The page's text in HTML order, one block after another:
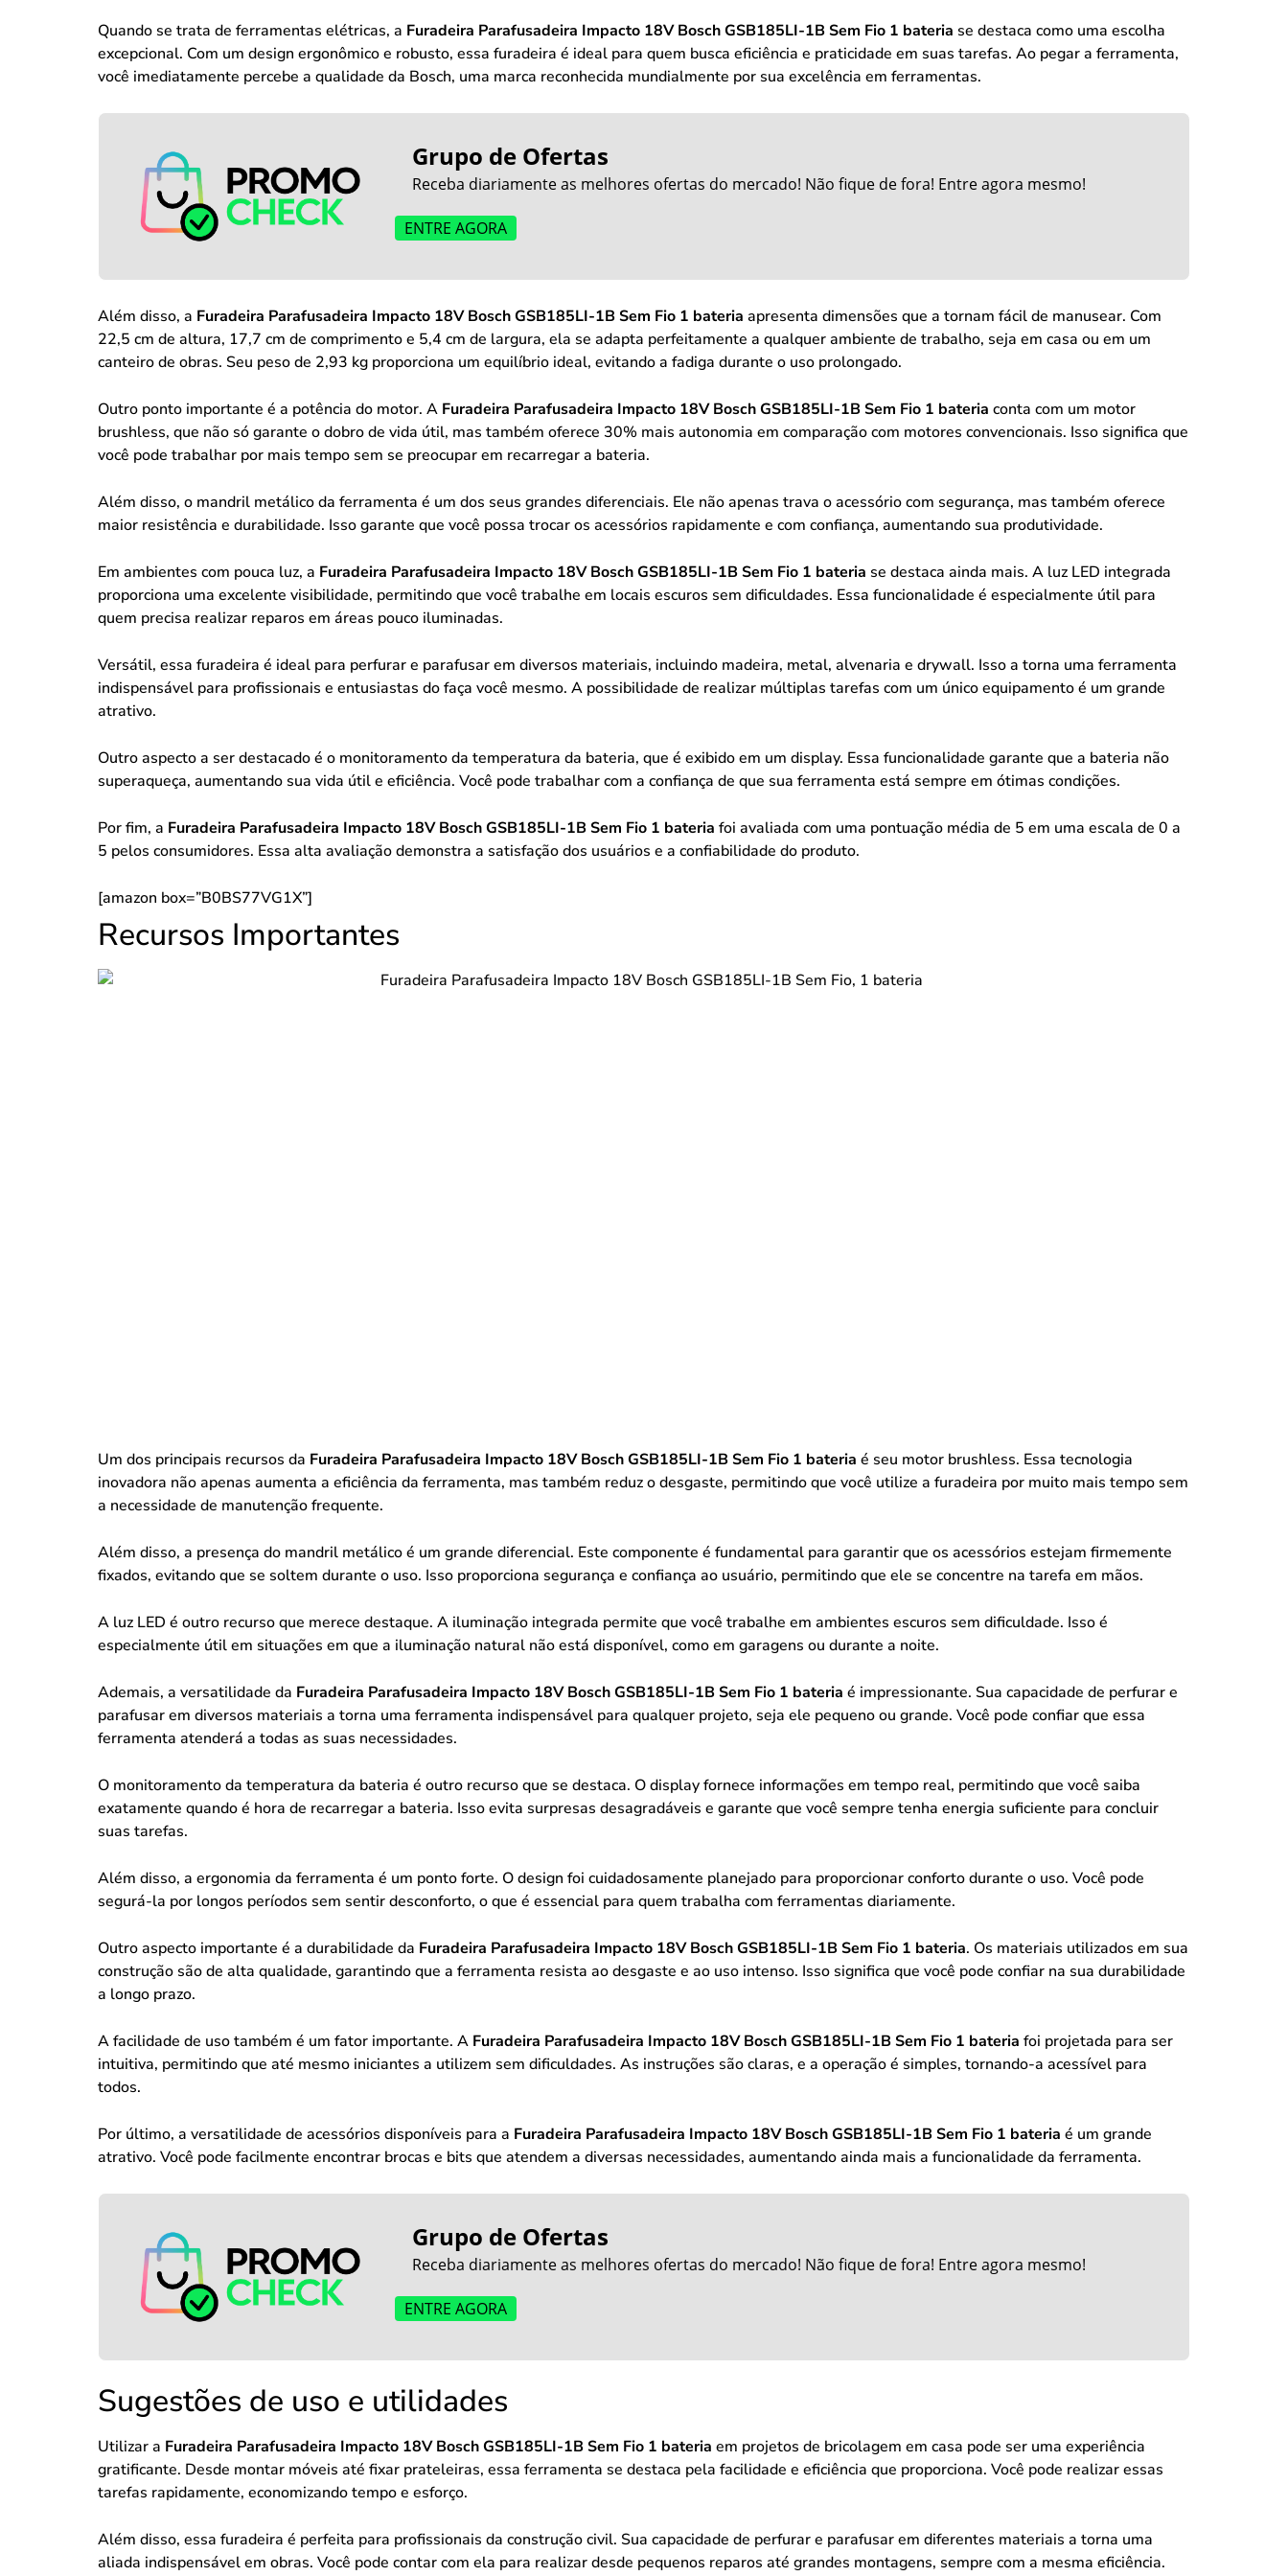
Quando se trata de ferramentas elétricas, a Furadeira Parafusadeira Impacto 18V Bosch GSB185LI-1B Sem Fio 1 bateria se destaca como uma escolha
excepcional. Com um design ergonômico e robusto, essa furadeira é ideal para quem busca eficiência e praticidade em suas tarefas. Ao pegar a ferramenta,
você imediatamente percebe a qualidade da Bosch, uma marca reconhecida mundialmente por sua excelência em ferramentas.
Grupo de Ofertas
Receba diariamente as melhores ofertas do mercado! Não fique de fora! Entre agora mesmo!
ENTRE AGORA
Além disso, a Furadeira Parafusadeira Impacto 18V Bosch GSB185LI-1B Sem Fio 1 bateria apresenta dimensões que a tornam fácil de manusear. Com
22,5 cm de altura, 17,7 cm de comprimento e 5,4 cm de largura, ela se adapta perfeitamente a qualquer ambiente de trabalho, seja em casa ou em um
canteiro de obras. Seu peso de 2,93 kg proporciona um equilíbrio ideal, evitando a fadiga durante o uso prolongado.
Outro ponto importante é a potência do motor. A Furadeira Parafusadeira Impacto 18V Bosch GSB185LI-1B Sem Fio 1 bateria conta com um motor
brushless, que não só garante o dobro de vida útil, mas também oferece 30% mais autonomia em comparação com motores convencionais. Isso significa que
você pode trabalhar por mais tempo sem se preocupar em recarregar a bateria.
Além disso, o mandril metálico da ferramenta é um dos seus grandes diferenciais. Ele não apenas trava o acessório com segurança, mas também oferece
maior resistência e durabilidade. Isso garante que você possa trocar os acessórios rapidamente e com confiança, aumentando sua produtividade.
Em ambientes com pouca luz, a Furadeira Parafusadeira Impacto 18V Bosch GSB185LI-1B Sem Fio 1 bateria se destaca ainda mais. A luz LED integrada
proporciona uma excelente visibilidade, permitindo que você trabalhe em locais escuros sem dificuldades. Essa funcionalidade é especialmente útil para
quem precisa realizar reparos em áreas pouco iluminadas.
Versátil, essa furadeira é ideal para perfurar e parafusar em diversos materiais, incluindo madeira, metal, alvenaria e drywall. Isso a torna uma ferramenta
indispensável para profissionais e entusiastas do faça você mesmo. A possibilidade de realizar múltiplas tarefas com um único equipamento é um grande
atrativo.
Outro aspecto a ser destacado é o monitoramento da temperatura da bateria, que é exibido em um display. Essa funcionalidade garante que a bateria não
superaqueça, aumentando sua vida útil e eficiência. Você pode trabalhar com a confiança de que sua ferramenta está sempre em ótimas condições.
Por fim, a Furadeira Parafusadeira Impacto 18V Bosch GSB185LI-1B Sem Fio 1 bateria foi avaliada com uma pontuação média de 5 em uma escala de 0 a
5 pelos consumidores. Essa alta avaliação demonstra a satisfação dos usuários e a confiabilidade do produto.
[amazon box=”B0BS77VG1X”]
Recursos Importantes
Um dos principais recursos da Furadeira Parafusadeira Impacto 18V Bosch GSB185LI-1B Sem Fio 1 bateria é seu motor brushless. Essa tecnologia
inovadora não apenas aumenta a eficiência da ferramenta, mas também reduz o desgaste, permitindo que você utilize a furadeira por muito mais tempo sem
a necessidade de manutenção frequente.
Além disso, a presença do mandril metálico é um grande diferencial. Este componente é fundamental para garantir que os acessórios estejam firmemente
fixados, evitando que se soltem durante o uso. Isso proporciona segurança e confiança ao usuário, permitindo que ele se concentre na tarefa em mãos.
A luz LED é outro recurso que merece destaque. A iluminação integrada permite que você trabalhe em ambientes escuros sem dificuldade. Isso é
especialmente útil em situações em que a iluminação natural não está disponível, como em garagens ou durante a noite.
Ademais, a versatilidade da Furadeira Parafusadeira Impacto 18V Bosch GSB185LI-1B Sem Fio 1 bateria é impressionante. Sua capacidade de perfurar e
parafusar em diversos materiais a torna uma ferramenta indispensável para qualquer projeto, seja ele pequeno ou grande. Você pode confiar que essa
ferramenta atenderá a todas as suas necessidades.
O monitoramento da temperatura da bateria é outro recurso que se destaca. O display fornece informações em tempo real, permitindo que você saiba
exatamente quando é hora de recarregar a bateria. Isso evita surpresas desagradáveis e garante que você sempre tenha energia suficiente para concluir
suas tarefas.
Além disso, a ergonomia da ferramenta é um ponto forte. O design foi cuidadosamente planejado para proporcionar conforto durante o uso. Você pode
segurá-la por longos períodos sem sentir desconforto, o que é essencial para quem trabalha com ferramentas diariamente.
Outro aspecto importante é a durabilidade da Furadeira Parafusadeira Impacto 18V Bosch GSB185LI-1B Sem Fio 1 bateria. Os materiais utilizados em sua
construção são de alta qualidade, garantindo que a ferramenta resista ao desgaste e ao uso intenso. Isso significa que você pode confiar na sua durabilidade
a longo prazo.
A facilidade de uso também é um fator importante. A Furadeira Parafusadeira Impacto 18V Bosch GSB185LI-1B Sem Fio 1 bateria foi projetada para ser
intuitiva, permitindo que até mesmo iniciantes a utilizem sem dificuldades. As instruções são claras, e a operação é simples, tornando-a acessível para
todos.
Por último, a versatilidade de acessórios disponíveis para a Furadeira Parafusadeira Impacto 18V Bosch GSB185LI-1B Sem Fio 1 bateria é um grande
atrativo. Você pode facilmente encontrar brocas e bits que atendem a diversas necessidades, aumentando ainda mais a funcionalidade da ferramenta.
Grupo de Ofertas
Receba diariamente as melhores ofertas do mercado! Não fique de fora! Entre agora mesmo!
ENTRE AGORA
Sugestões de uso e utilidades
Utilizar a Furadeira Parafusadeira Impacto 18V Bosch GSB185LI-1B Sem Fio 1 bateria em projetos de bricolagem em casa pode ser uma experiência
gratificante. Desde montar móveis até fixar prateleiras, essa ferramenta se destaca pela facilidade e eficiência que proporciona. Você pode realizar essas
tarefas rapidamente, economizando tempo e esforço.
Além disso, essa furadeira é perfeita para profissionais da construção civil. Sua capacidade de perfurar e parafusar em diferentes materiais a torna uma
aliada indispensável em obras. Você pode contar com ela para realizar desde pequenos reparos até grandes montagens, sempre com a mesma eficiência.